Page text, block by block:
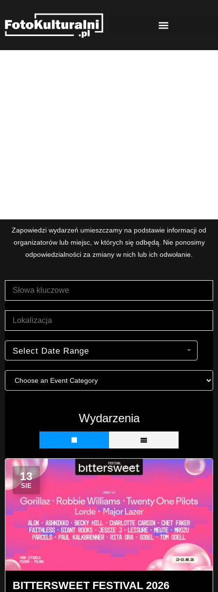
Zapowiedzi wydarzeń umieszczamy na podstawie informacji od
organizatorów lub miejsc, w których się odbędą. Nie ponosimy
odpowiedzialności za zmiany w nich lub ich odwołanie.
Select Date Range
Wydarzenia
13
SIE
BITTERSWEET FESTIVAL 2026